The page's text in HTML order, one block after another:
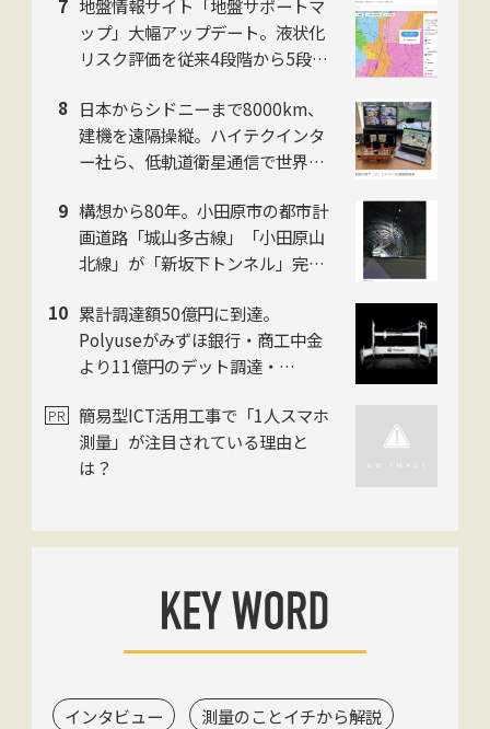
地盤情報サイト「地盤サポートマ
ップ」大幅アップデート。液状化
リスク評価を従来4段階から5段階
社
日本からシドニーまで8000km、
建機を遠隔操縦。ハイテクインタ
ー社ら、低軌道衛星通信で世界初
構想から80年。小田原市の都市計
画道路「城山多古線」「小田原山
北線」が「新坂下トンネル」完成
累計調達額50億円に到達。
Polyuseがみずほ銀行・商工中金
より11億円のデット調達・
進化を加速
簡易型ICT活用工事で「1人スマホ
測量」が注目されている理由と
は？
インタビュー
測量のことイチから解説